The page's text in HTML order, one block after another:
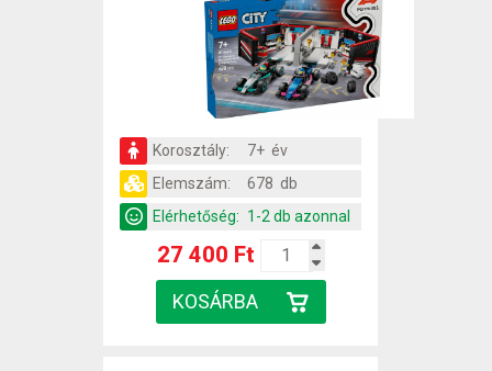
Korosztály:
7+ év
Elemszám:
678 db
Elérhetőség: 1-2 db azonnal
27 400 Ft